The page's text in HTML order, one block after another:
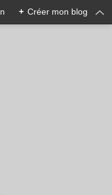
+ Créer mon blog